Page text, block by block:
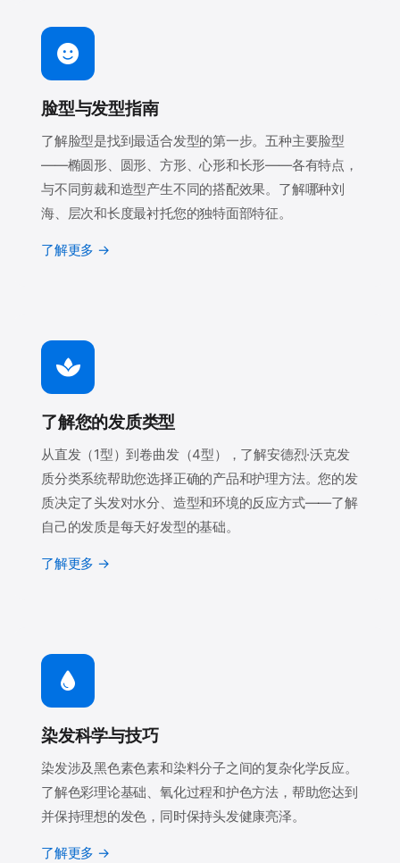
脸型与发型指南
了解脸型是找到最适合发型的第一步。五种主要脸型
——椭圆形、圆形、方形、心形和长形——各有特点，
与不同剪裁和造型产生不同的搭配效果。了解哪种刘
海、层次和长度最衬托您的独特面部特征。
了解更多 →
了解您的发质类型
从直发（1型）到卷曲发（4型），了解安德烈·沃克发
质分类系统帮助您选择正确的产品和护理方法。您的发
质决定了头发对水分、造型和环境的反应方式——了解
自己的发质是每天好发型的基础。
了解更多 →
染发科学与技巧
染发涉及黑色素色素和染料分子之间的复杂化学反应。
了解色彩理论基础、氧化过程和护色方法，帮助您达到
并保持理想的发色，同时保持头发健康亮泽。
了解更多 →